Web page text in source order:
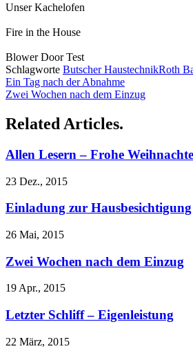
Unser Kachelofen
Fire in the House
Blower Door Test
Schlagworte Butscher HaustechnikRoth
Ein Tag nach der Abnahme
Zwei Wochen nach dem Einzug
Related Articles.
Allen Lesern – Frohe
23 Dez., 2015
Einladung zur Hausbesichtigung
26 Mai, 2015
Zwei Wochen nach dem Einzug
19 Apr., 2015
Letzter Schliff – Eigenleistung
22 März, 2015